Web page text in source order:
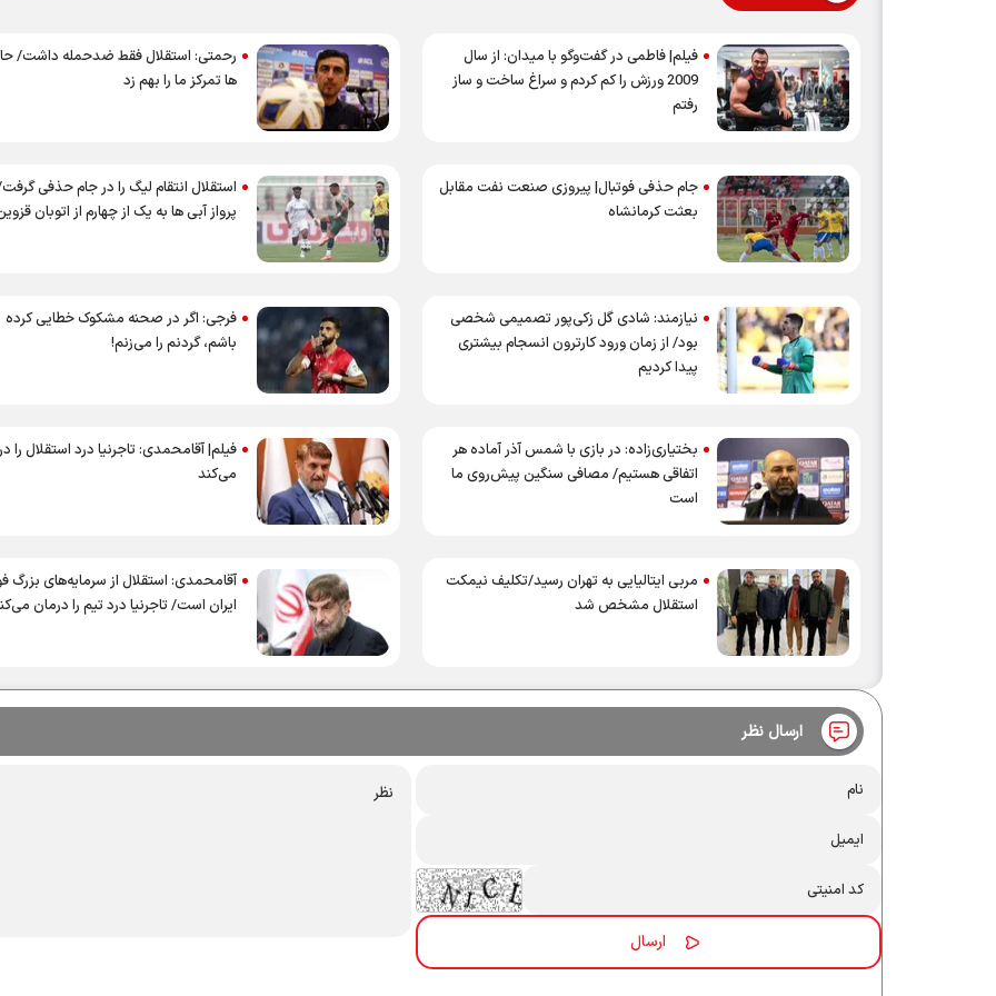
فیلم| فاطمی در گفت‌وگو با میدان: از سال
2009 ورزش را کم کردم و سراغ ساخت و ساز
رفتم
رحمتی: استقلال فقط ضدحمله داشت/
ها تمرکز ما را بهم زد
جام حذفی فوتبال| پیروزی صنعت نفت مقابل
بعثت کرمانشاه
استقلال انتقام لیگ را در جام حذفی
پرواز آبی ها به یک از چهارم از اتوبان
نیازمند: شادی گل زکی‌پور تصمیمی شخصی
بود/ از زمان ورود کارترون انسجام بیشتری
پیدا کردیم
فرجی: اگر در صحنه مشکوک خطایی کرده
باشم، گردنم را می‌زنم!
بختیاری‌زاده: در بازی با شمس آذر آماده هر
اتفاقی هستیم/ مصافی سنگین پیش‌روی ما
است
فیلم| آقامحمدی: تاجرنیا درد استقلال را
می‌کند
مربی ایتالیایی به تهران رسید/تکلیف نیمکت
استقلال مشخص شد
آقامحمدی: استقلال از سرمایه‌های بزرگ
ایران است/ تاجرنیا درد تیم را درمان
ارسال نظر